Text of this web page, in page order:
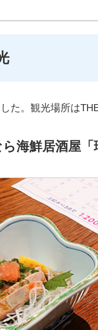
た。観光場所は
海鮮居酒屋